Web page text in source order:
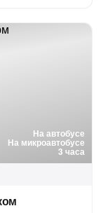
На автобусе
На микроавтобусе
3 часа